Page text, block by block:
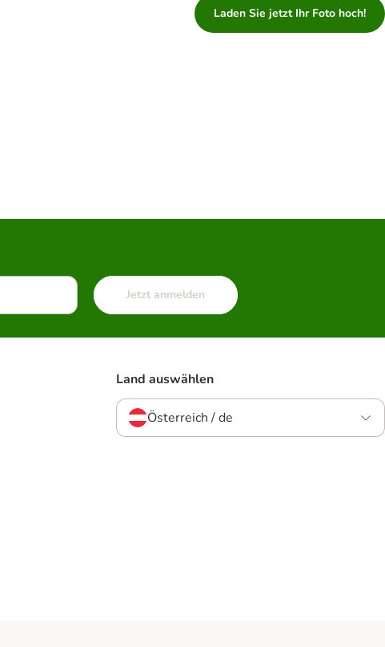
Laden Sie jetzt Ihr Foto hoch!
Jetzt anmelden
Land auswählen
Österreich / de